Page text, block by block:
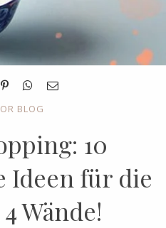
BLOG
10
Ideen für die
Wände!